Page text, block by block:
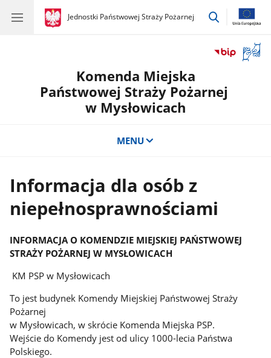
gov.pl
Jednostki Państwowej Straży Pożarnej
gov.pl
Jednostki
przejdź
okno
Komenda Miejska
Państwowej Straży Pożarnej
w Mysłowicach
MENU
Informacja dla osób z
niepełnosprawnościami
INFORMACJA O KOMENDZIE MIEJSKIEJ PAŃSTWOWEJ
STRAŻY POŻARNEJ W MYSŁOWICACH
KM PSP w Mysłowicach
To jest budynek Komendy Miejskiej Państwowej Straży
Pożarnej
w Mysłowicach, w skrócie Komenda Miejska PSP.
Wejście do Komendy jest od ulicy 1000-lecia Państwa
Polskiego.